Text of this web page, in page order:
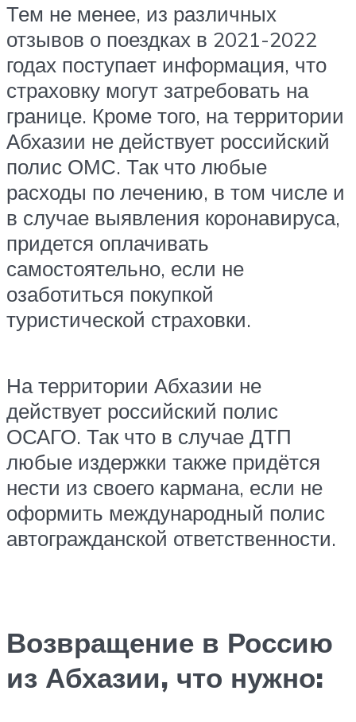
Тем не менее, из различных
отзывов о поездках в 2021-2022
годах поступает информация, что
страховку могут затребовать на
границе. Кроме того, на территории
Абхазии не действует российский
полис ОМС. Так что любые
расходы по лечению, в том числе и
в случае выявления коронавируса,
придется оплачивать
самостоятельно, если не
озаботиться покупкой
туристической страховки.
На территории Абхазии не
действует российский полис
ОСАГО. Так что в случае ДТП
любые издержки также придётся
нести из своего кармана, если не
оформить международный полис
автогражданской ответственности.
Возвращение в Россию
из Абхазии, что нужно: